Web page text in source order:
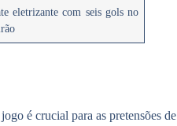
eletrizante com seis gols no
é crucial para as pretensões de